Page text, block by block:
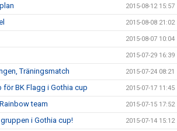
2015-08-12 15:57
2015-08-08 21:02
2015-08-07 10:04
2015-07-29 16:39
Träningsmatch 2015-07-24 08:21
BK Flagg i Gothia cup 2015-07-17 11:45
team 2015-07-15 17:52
i Gothia cup! 2015-07-14 15:12